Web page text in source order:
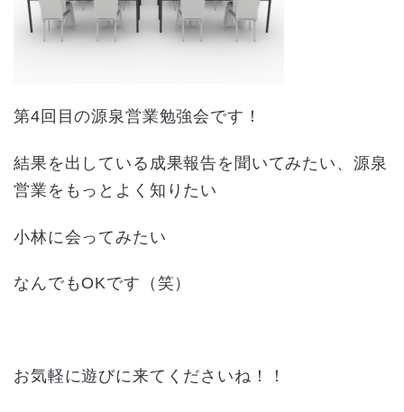
第4回目の源泉営業勉強会です！
結果を出している成果報告を聞いてみたい、源泉
営業をもっとよく知りたい
小林に会ってみたい
なんでもOKです（笑）
お気軽に遊びに来てくださいね！！